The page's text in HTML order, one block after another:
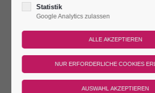
Statistik
Google Analytics zulassenDIE ERSTE
WELTWEIT
EINZIGARTIGE